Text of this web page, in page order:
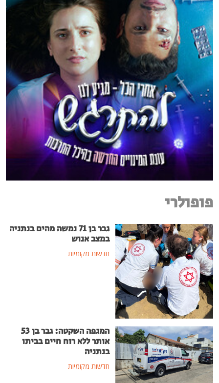
פופולרי
גבר בן 71 נמשה מהים בנתניה
במצב אנוש
חדשות מקומיות
המגפה השקטה: גבר בן 53
אותר ללא רוח חיים בביתו
בנתניה
חדשות מקומיות